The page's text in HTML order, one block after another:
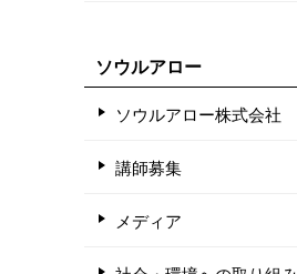
ソウルアロー
ソウルアロー株式会社
講師募集
メディア